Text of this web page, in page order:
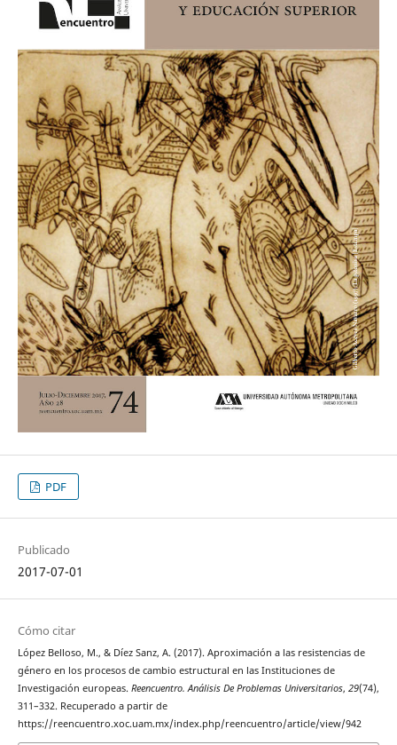
PDF
Publicado
2017-07-01
Cómo citar
López Belloso, M., & Díez Sanz, A. (2017). Aproximación a las resistencias de
género en los procesos de cambio estructural en las Instituciones de
Investigación europeas. Reencuentro. Análisis De Problemas Universitarios, 29(74),
311–332. Recuperado a partir de
https://reencuentro.xoc.uam.mx/index.php/reencuentro/article/view/942